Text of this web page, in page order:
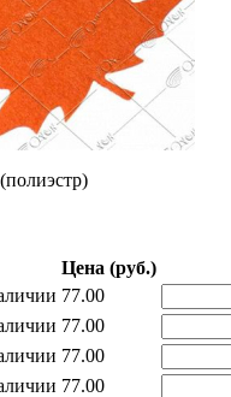
Цена (руб.)
77.00
77.00
77.00
77.00